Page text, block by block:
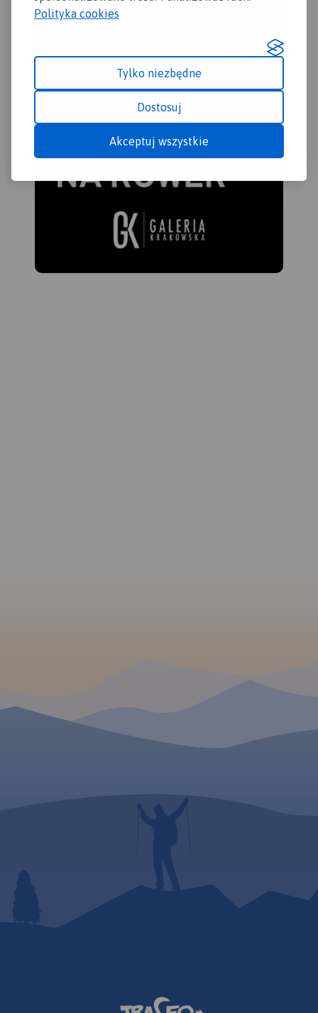
Polityka cookies
Tylko niezbędne
Dostosuj
Akceptuj wszystkie